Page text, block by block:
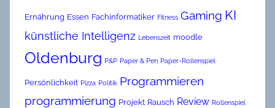
Ernährung Essen Fachinformatiker Fitness Gaming KI
künstliche Intelligenz Lebenszeit moodle
Oldenburg P&P Paper & Pen Paper-Rollenspiel
Persönlichkeit Pizza Politik Programmieren
programmierung Projekt Rausch Review Rollenspiel